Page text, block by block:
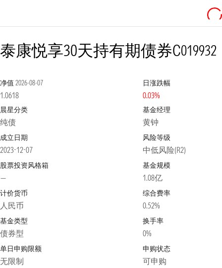
泰康悦享30天持有期债券C019932
净值 2026-08-07
1.0618
日涨跌幅
0.03%
晨星分类
纯债
基金经理
黄钟
成立日期
2023-12-07
风险等级
中低风险(R2)
股票投资风格箱
—
基金规模
1.08亿
计价货币
人民币
综合费率
0.52%
基金类型
债券型
换手率
0%
单日申购限额
无限制
申购状态
可申购